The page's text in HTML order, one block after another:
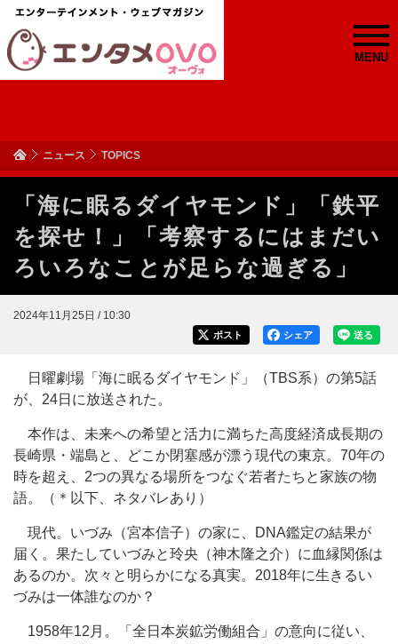
MENU
ニュース TOPICS
「海に眠るダイヤモンド」「鉄平
を探せ！」「考察するにはまだい
ろいろなことが足らな過ぎる」
2024年11月25日 / 10:30
送る
シェア
ポスト
日曜劇場「海に眠るダイヤモンド」（TBS系）の第5話
が、24日に放送された。
本作は、未来への希望と活力に満ちた高度経済成長期の
長崎県・端島と、どこか閉塞感が漂う現代の東京。70年の
時を超え、2つの異なる場所をつなぐ若者たちと家族の物
語。（＊以下、ネタバレあり）
現代。いづみ（宮本信子）の家に、DNA鑑定の結果が
届く。果たしていづみと玲央（神木隆之介）に血縁関係は
あるのか。次々と明らかになる真実。2018年に生きるい
づみは一体誰なのか？
1958年12月。「全日本炭鉱労働組合」の意向に従い、